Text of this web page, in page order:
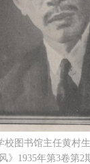
校图书馆主任黄村
》1935年第3卷第2